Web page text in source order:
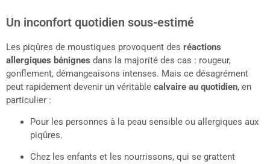
Un inconfort quotidien sous-estimé
Les piqûres de moustiques provoquent des réactions
allergiques bénignes dans la majorité des cas : rougeur,
gonflement, démangeaisons intenses. Mais ce désagrément
peut rapidement devenir un véritable calvaire au quotidien, en
particulier :
Pour les personnes à la peau sensible ou allergiques aux
piqûres.
Chez les enfants et les nourrissons, qui se grattent